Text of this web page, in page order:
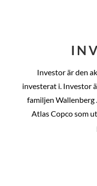
Investor är den
investerat i. Investor
familjen Wallenberg
Atlas Copco som